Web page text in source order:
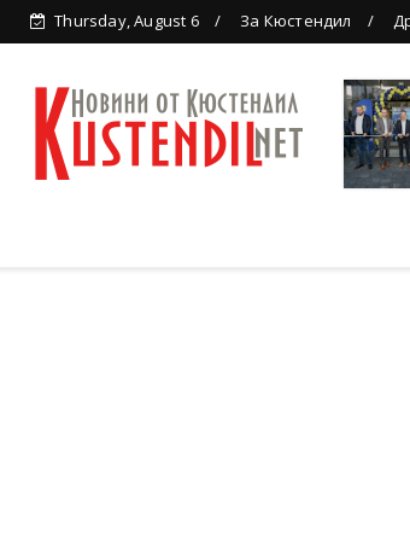
Thursday, August 6 За Кюстендил